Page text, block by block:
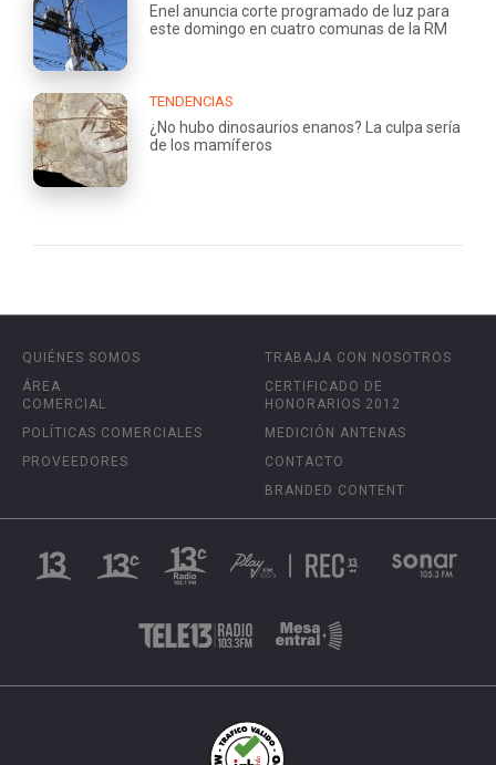
Enel anuncia corte programado de luz para
este domingo en cuatro comunas de la RM
TENDENCIAS
¿No hubo dinosaurios enanos? La culpa sería
de los mamíferos
QUIÉNES SOMOS
ÁREA
COMERCIAL
POLÍTICAS COMERCIALES
PROVEEDORES
TRABAJA CON NOSOTROS
CERTIFICADO DE
HONORARIOS 2012
MEDICIÓN ANTENAS
CONTACTO
BRANDED CONTENT